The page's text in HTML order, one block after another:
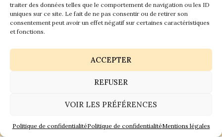
traiter des données telles que le comportement de navigation ou les ID
uniques sur ce site. Le fait de ne pas consentir ou de retirer son
consentement peut avoir un effet négatif sur certaines caractéristiques
et fonctions.
ACCEPTER
REFUSER
VOIR LES PRÉFÉRENCES
Politique de confidentialitéPolitique de confidentialitéMentions légales
Living in Cognac Land
Culture & Patrimoine
La vigne & Le verre
Newsletter
Dégustation sensorielle & Écriture
Derrière les textes
anne@livingincognac.com
Réalisation :GaiaCreative